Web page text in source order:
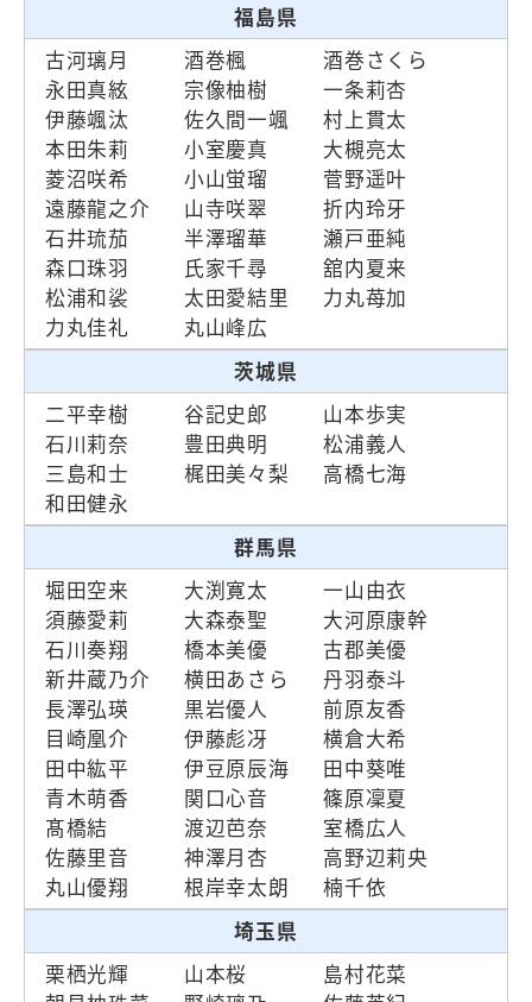
福島県
古河璃月
酒巻楓
酒巻さくら
永田真絃
宗像柚樹
一条莉杏
伊藤颯汰
佐久間一颯
村上貫太
本田朱莉
小室慶真
大槻亮太
菱沼咲希
小山蛍瑠
菅野遥叶
遠藤龍之介
山寺咲翠
折内玲牙
石井琉茄
半澤瑠華
瀬戸亜純
森口珠羽
氏家千尋
舘内夏来
松浦和裟
太田愛結里
力丸苺加
力丸佳礼
丸山峰広
茨城県
二平幸樹
谷記史郎
山本歩実
石川莉奈
豊田典明
松浦義人
三島和士
梶田美々梨
高橋七海
和田健永
群馬県
堀田空来
大渕寛太
一山由衣
須藤愛莉
大森泰聖
大河原康幹
石川奏翔
橋本美優
古郡美優
新井蔵乃介
横田あさら
丹羽泰斗
長澤弘瑛
黒岩優人
前原友香
目崎凰介
伊藤彪冴
横倉大希
田中紘平
伊豆原辰海
田中葵唯
青木萌香
関口心音
篠原凜夏
髙橋結
渡辺芭奈
室橋広人
佐藤里音
神澤月杏
高野辺莉央
丸山優翔
根岸幸太朗
楠千依
埼玉県
栗栖光輝
山本桜
島村花菜